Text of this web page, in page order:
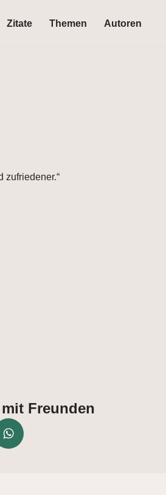
Zitate Themen Autoren
zufriedener.“
Freunden